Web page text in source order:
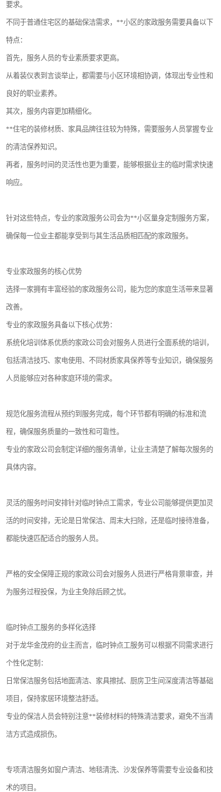
要求。
不同于普通住宅区的基础保洁需求，**小区的家政服务需要具备以下
特点：
首先，服务人员的专业素质要求更高。
从着装仪表到言谈举止，都需要与小区环境相协调，体现出专业性和
良好的职业素养。
其次，服务内容更加精细化。
**住宅的装修材质、家具品牌往往较为特殊，需要服务人员掌握专业
的清洁保养知识。
再者，服务时间的灵活性也更为重要，能够根据业主的临时需求快速
响应。
针对这些特点，专业的家政服务公司会为**小区量身定制服务方案，
确保每一位业主都能享受到与其生活品质相匹配的家政服务。
专业家政服务的核心优势
选择一家拥有丰富经验的家政服务公司，能为您的家庭生活带来显著
改善。
专业的家政服务具备以下核心优势：
系统化培训体系优质的家政公司会对服务人员进行全面系统的培训，
包括清洁技巧、家电使用、不同材质家具保养等专业知识，确保服务
人员能够应对各种家庭环境的需求。
规范化服务流程从预约到服务完成，每个环节都有明确的标准和流
程，确保服务质量的一致性和可靠性。
专业的家政公司会制定详细的服务清单，让业主清楚了解每次服务的
具体内容。
灵活的服务时间安排针对临时钟点工需求，专业公司能够提供更加灵
活的时间安排，无论是日常保洁、周末大扫除，还是临时接待准备，
都能快速匹配适合的服务人员。
严格的安全保障正规的家政公司会对服务人员进行严格背景审查，并
为服务过程投保，为业主免除后顾之忧。
临时钟点工服务的多样化选择
对于龙华金茂府的业主而言，临时钟点工服务可以根据不同需求进行
个性化定制：
日常保洁服务包括地面清洁、家具擦拭、厨房卫生间深度清洁等基础
项目，保持家居环境整洁舒适。
专业的保洁人员会特别注意**装修材料的特殊清洁要求，避免不当清
洁方式造成损伤。
专项清洁服务如窗户清洁、地毯清洗、沙发保养等需要专业设备和技
术的项目。